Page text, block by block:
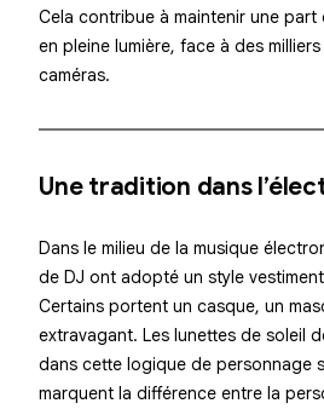
Cela contribue à maintenir une part
en pleine lumière, face à des
caméras.
Une tradition dans
Dans le milieu de la musique
de DJ ont adopté un style
Certains portent un casque, un
extravagant. Les lunettes de soleil
dans cette logique de personnage
marquent la différence entre la